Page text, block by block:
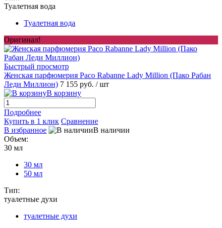
Туалетная вода
Туалетная вода
Оригинал!
Быстрый просмотр
Женская парфюмерия Paco Rabanne Lady Million (Пако Рабан
Леди Миллион) 7 155 руб. / шт
В корзину
Подробнее
Купить в 1 клик Сравнение
В избранное
В наличии
Объем:
30 мл
30 мл
50 мл
Тип:
туалетные духи
туалетные духи